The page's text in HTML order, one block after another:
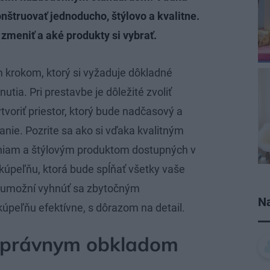
jednoducho, štýlovo a kvalitne.
a aké produkty si vybrať.
ktorý si vyžaduje dôkladné
Pri prestavbe je dôležité zvoliť
priestor, ktorý bude nadčasový a
Pozrite sa ako si vďaka kvalitným
a štýlovým produktom dostupných v
ktorá bude spĺňať všetky vaše
vyhnúť sa zbytočným
efektívne, s dôrazom na detail.
obkladom